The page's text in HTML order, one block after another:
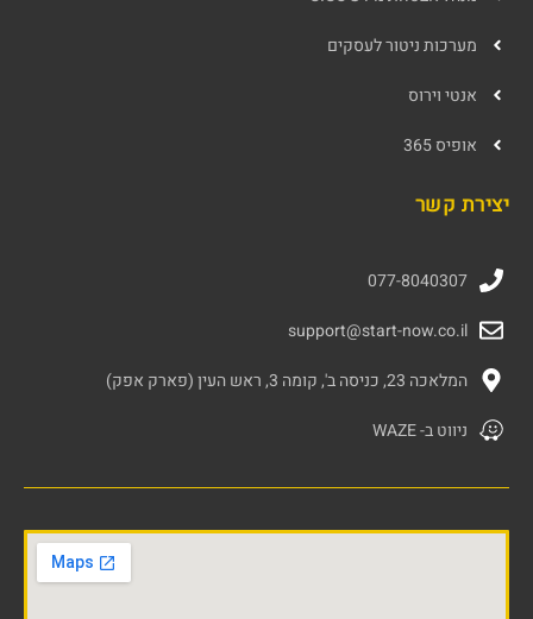
מערכות ניטור לעסקים
אנטי וירוס
אופיס 365
יצירת קשר
077-8040307
support@start-now.co.il
המלאכה 23, כניסה ב', קומה 3, ראש העין (פארק אפק)
ניווט ב- WAZE